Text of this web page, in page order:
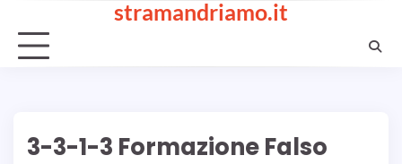
content
stramandriamo.it
3-3-1-3 Formazione Falso